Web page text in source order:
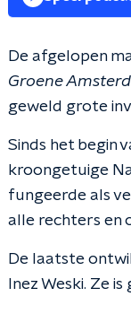
De afgelopen
Groene
geweld grote
Sinds het begin
kroongetuige
fungeerde als
alle rechters en
De laatste
Inez Weski. Ze